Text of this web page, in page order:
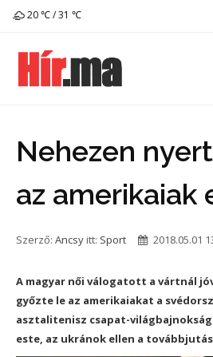
20 ℃ / 31 ℃
Nehezen
az amerikaiak
Szerző: Ancsy itt: Sport 2018.05.01
A magyar női válogatott a vártnál
győzte le az amerikaiakat a
asztalitenisz csapat-
este, az ukránok ellen a